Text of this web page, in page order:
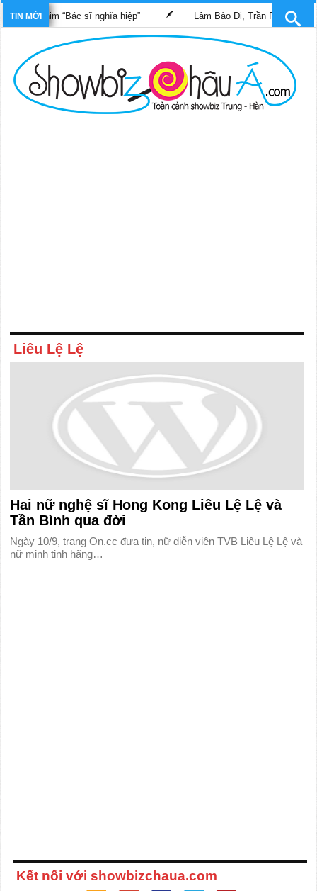
TIN MỚI
phim “Bác sĩ nghĩa hiệp” Lâm Bảo Di, Trần Pháp Dung tái
Liêu Lệ Lệ
Hai nữ nghệ sĩ Hong Kong Liêu Lệ Lệ và
Tần Bình qua đời
Ngày 10/9, trang On.cc đưa tin, nữ diễn viên TVB Liêu Lệ Lệ và
nữ minh tinh hãng…
Kết nối với showbizchaua.com